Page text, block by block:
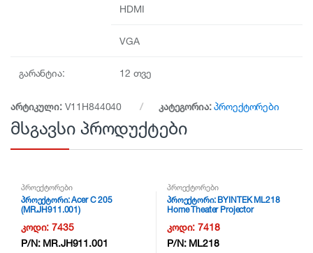
HDMI
VGA
გარანტია: 12 თვე
არტიკული: V11H844040 კატეგორია:პროექტორები
მსგავსი პროდუქტები
პროექტორები
პროექტორი: Acer C 205
(MR.JH911.001)
კოდი:7435
P/N: MR.JH911.001
პროექტორები
პროექტორი: BYINTEK ML218
Home Theater Projector
კოდი:7418
P/N: ML218